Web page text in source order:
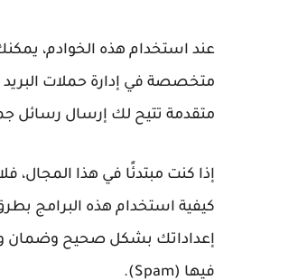
عند استخدام هذه الخوادم،
متخصصة في إدارة حملات البريد
متقدمة تتيح لك إرسال رسائل
إذا كنت مبتدئًا في هذا المجال،
كيفية استخدام هذه البرامج
فيها (Spam).